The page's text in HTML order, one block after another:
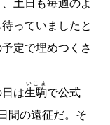
土日も毎週のよ
っていましたと
定で埋めつくさ
日は生駒
いこま
で公式
間の遠征だ。そ